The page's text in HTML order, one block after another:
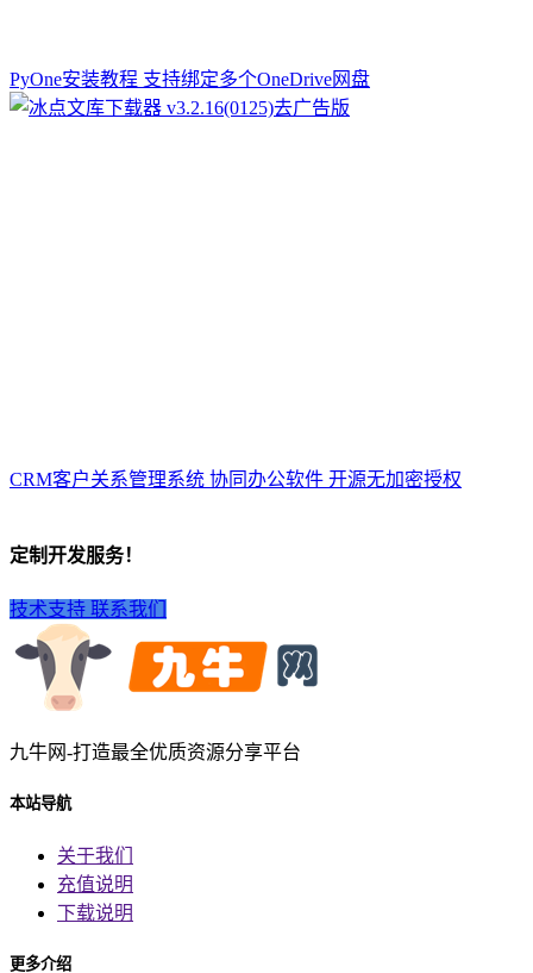
PyOne安装教程 支持绑定多个OneDrive网盘
CRM客户关系管理系统 协同办公软件 开源无加密授权
定制开发服务！
技术支持 联系我们
九牛网-打造最全优质资源分享平台
本站导航
关于我们
充值说明
下载说明
更多介绍